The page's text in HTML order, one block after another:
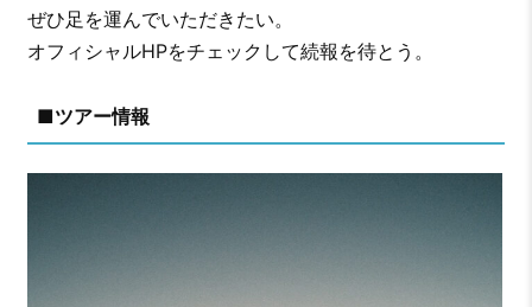
ぜひ足を運んでいただきたい。
オフィシャルHPをチェックして続報を待とう。
■ツアー情報